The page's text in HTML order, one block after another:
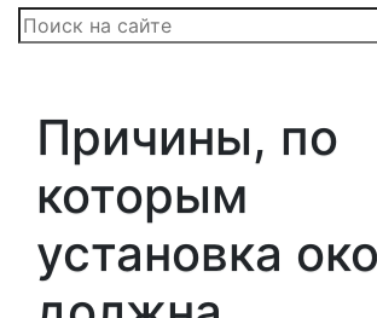
Причины, по
которым
установка